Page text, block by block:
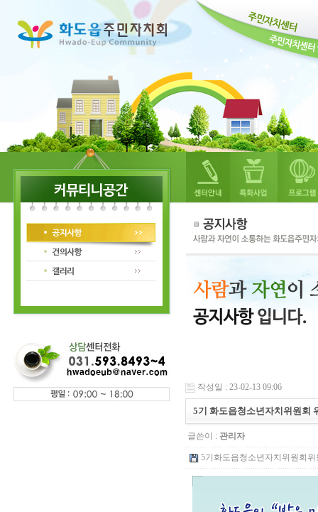
작성일 : 23-02-13 09:06
5기 화도읍청소년자치위원회
글쓴이 : 관리자
5기화도읍청소년자치위원회